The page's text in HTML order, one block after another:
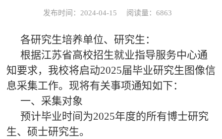
发布时间：2024-04-15 阅读量： 6863
各研究生培养单位、研究生：
根据江苏省高校招生就业指导服务中心通
知要求，我校将启动2025届毕业研究生图像信
息采集工作。现将有关事项通知如下：
一、采集对象
预计毕业时间为2025年度的所有博士研究
生、硕士研究生。